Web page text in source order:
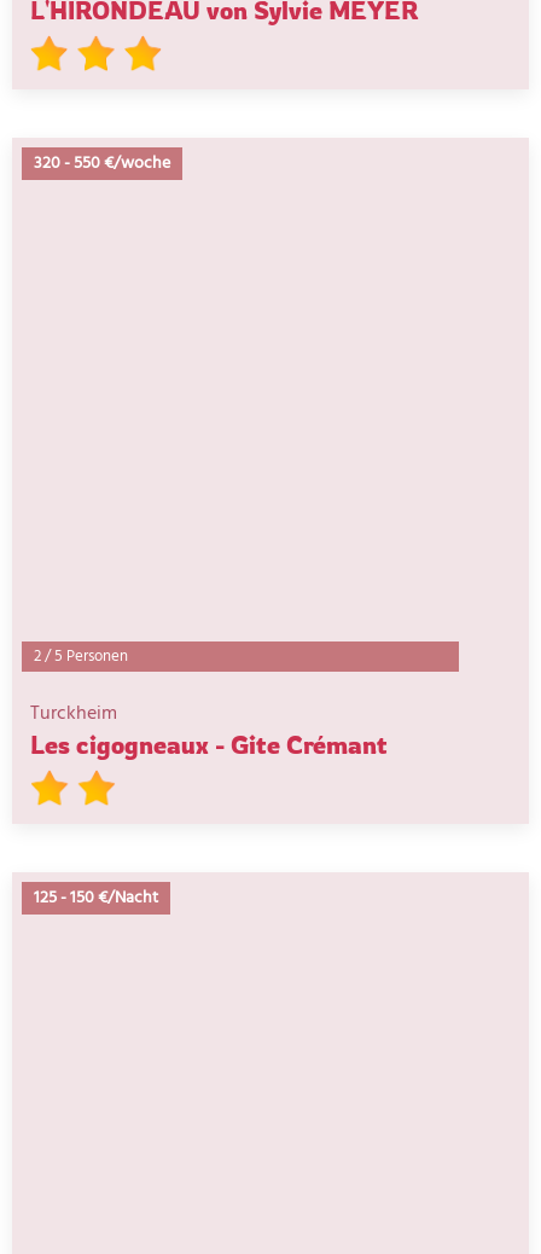
L'HIRONDEAU von Sylvie MEYER
320-550 €/woche
2/5 Personen
Turckheim
Les cigogneaux - Gite Crémant
125-150 €/Nacht